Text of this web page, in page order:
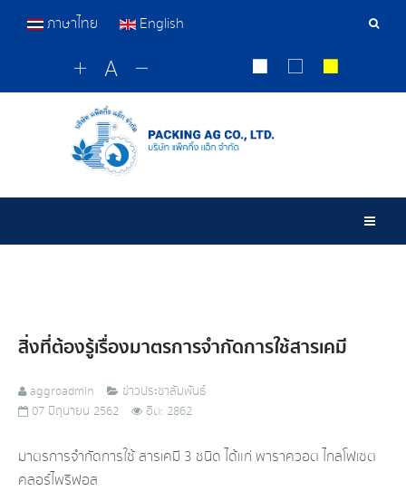
เครื่อ
ภาษาไทย English
สิ่งที่ต้องรู้เรื่องมาตรการจำกัดการใช้สารเคมี
aggroadmin
ข่าวประชาสัมพันธ์
07 มิถุนายน 2562
ฮิต: 2862
มาตรการจำกัดการใช้ สารเคมี 3 ชนิด ได้แก่ พาราควอต ไกลโฟเซต
คลอร์ไพริฟอส